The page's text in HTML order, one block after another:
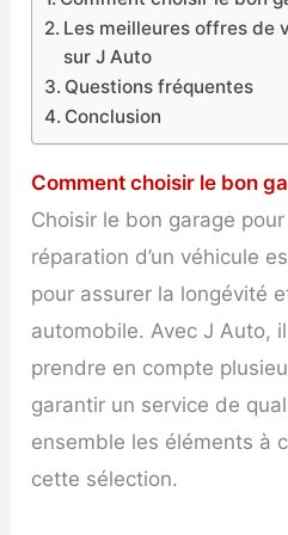
Les meilleures offres de
sur J Auto
Questions fréquentes
Conclusion
Comment choisir le bon
Choisir le bon garage pour
réparation d’un véhicule
pour assurer la longévité
automobile. Avec J Auto,
prendre en compte
garantir un service de
ensemble les éléments à
cette sélection.